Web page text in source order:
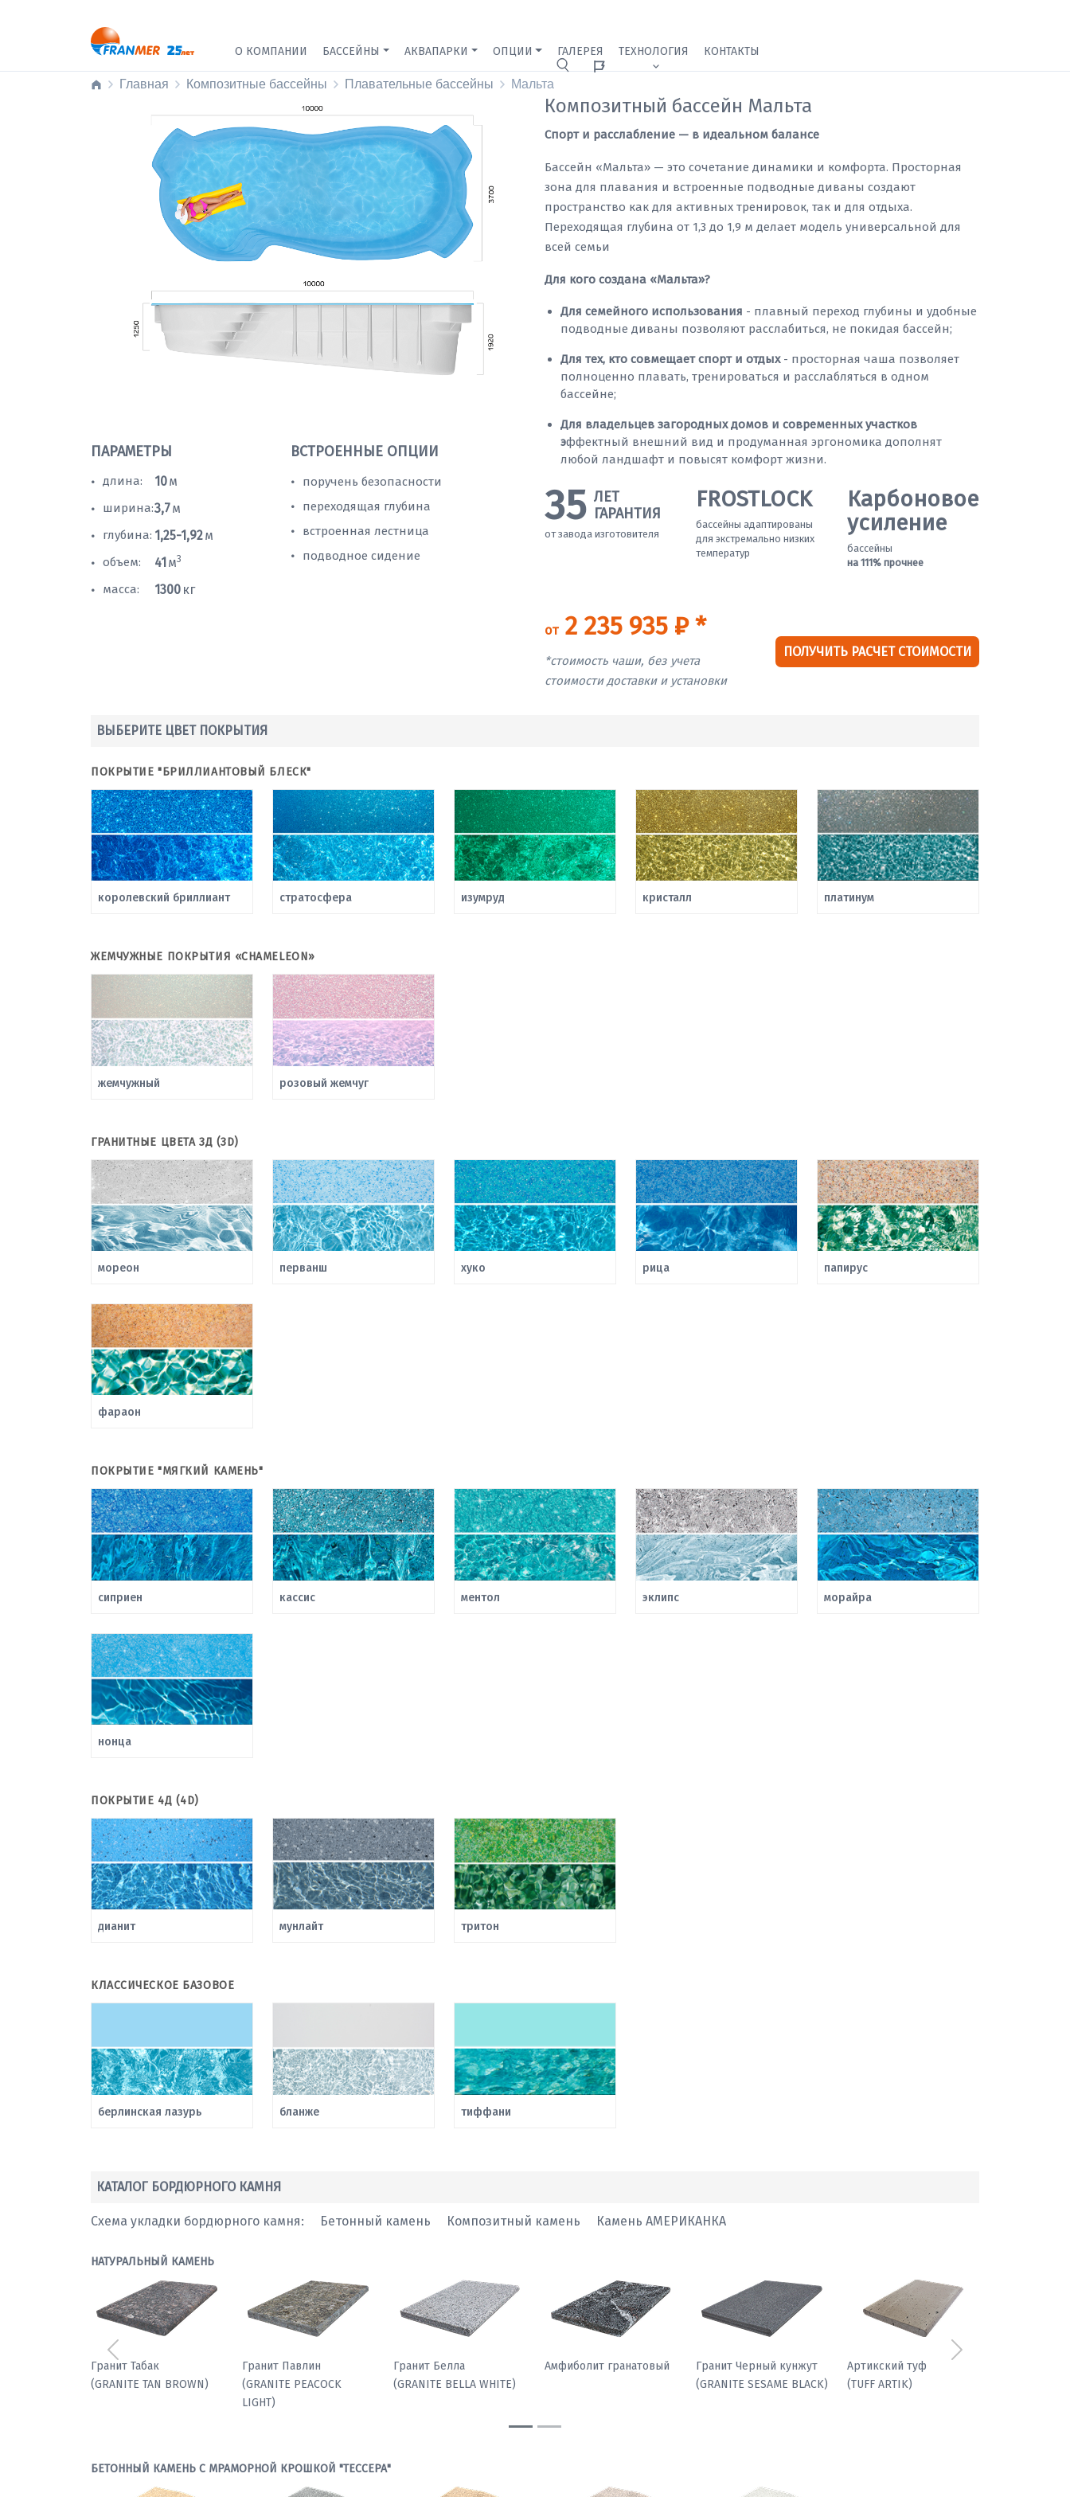
О КОМПАНИИ БАССЕЙНЫ АКВАПАРКИ ОПЦИИ ГАЛЕРЕЯ ТЕХНОЛОГИЯ КОНТАКТЫ
Главная Композитные бассейны Плавательные бассейны Мальта
ПАРАМЕТРЫ
• длина: 10м
• ширина:3,7м
• глубина: 1,25-1,92м
• объем: 41 м3
• масса: 1300 кг
ВСТРОЕННЫЕ ОПЦИИ
• поручень безопасности
• переходящая глубина
• встроенная лестница
• подводное сидение
Композитный бассейн Мальта
Спорт и расслабление — в идеальном балансе
Бассейн «Мальта» — это сочетание динамики и комфорта. Просторная
зона для плавания и встроенные подводные диваны создают
пространство как для активных тренировок, так и для отдыха.
Переходящая глубина от 1,3 до 1,9 м делает модель универсальной для
всей семьи
Для кого создана «Мальта»?
Для семейного использования - плавный переход глубины и удобные
подводные диваны позволяют расслабиться, не покидая бассейн;
Для тех, кто совмещает спорт и отдых- просторная чаша позволяет
полноценно плавать, тренироваться и расслабляться в одном
бассейне;
Для владельцев загородных домов и современных участков
эффектный внешний вид и продуманная эргономика дополнят
любой ландшафт и повысят комфорт жизни.
35 ЛЕТ
ГАРАНТИЯ
от завода изготовителя
FROSTLOCK
бассейны адаптированы
для экстремально низких
температур
Карбоновое
усиление
бассейны
на 111% прочнее
от2 235 935 ₽ *
*стоимость чаши, без учета
стоимости доставки и установки
ПОЛУЧИТЬ РАСЧЕТ СТОИМОСТИ
ВЫБЕРИТЕ ЦВЕТ ПОКРЫТИЯ
ПОКРЫТИЕ "БРИЛЛИАНТОВЫЙ БЛЕСК"
королевский бриллиант стратосфера изумруд кристалл платинум
ЖЕМЧУЖНЫЕ ПОКРЫТИЯ «CHAMELEON»
жемчужный розовый жемчуг
ГРАНИТНЫЕ ЦВЕТА 3Д (3D)
мореон перванш хуко рица папирус
фараон
ПОКРЫТИЕ "МЯГКИЙ КАМЕНЬ"
сиприен кассис ментол эклипс морайра
нонца
ПОКРЫТИЕ 4Д (4D)
дианит мунлайт тритон
КЛАССИЧЕСКОЕ БАЗОВОЕ
берлинская лазурь бланже тиффани
КАТАЛОГ БОРДЮРНОГО КАМНЯ
Схема укладки бордюрного камня: Бетонный камень Композитный камень Камень АМЕРИКАНКА
НАТУРАЛЬНЫЙ КАМЕНЬ
Мрамор паллодио
Гранит Табак
(GRANITE TAN BROWN)
Гранит Павлин
(GRANITE PEACOCK
Гранит Белла
Амфиболит гранатовый
Гранит Черный кунжут
(GRANITE SESAME BLACK)
Предыдущий Следующий
БЕТОННЫЙ КАМЕНЬ С МРАМОРНОЙ КРОШКОЙ "ТЕССЕРА"